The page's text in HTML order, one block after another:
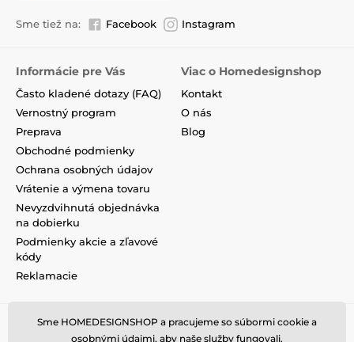
Sme tiež na: Facebook Instagram
Informácie pre Vás
Často kladené dotazy (FAQ)
Vernostný program
Preprava
Obchodné podmienky
Ochrana osobných údajov
Vrátenie a výmena tovaru
Nevyzdvihnutá objednávka
na dobierku
Podmienky akcie a zľavové
kódy
Reklamacie
Viac o Homedesignshop
Kontakt
O nás
Blog
Sme HOMEDESIGNSHOP a pracujeme so súbormi cookie a
osobnými údajmi, aby naše služby fungovali.